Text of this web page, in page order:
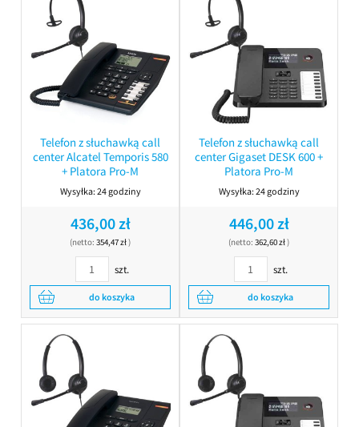
Telefon z słuchawką call
center Alcatel Temporis 580
+ Platora Pro-M
Wysyłka:24 godziny
436,00 zł
(netto: 354,47 zł)
szt.
do koszyka
Telefon z słuchawką call
center Gigaset DESK 600 +
Platora Pro-M
Wysyłka:24 godziny
446,00 zł
(netto: 362,60 zł)
szt.
do koszyka